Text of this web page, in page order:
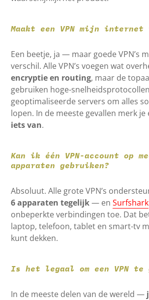
Maakt een VPN mijn internet
Een beetje, ja — maar goede VPN’s
verschil. Alle VPN’s voegen wat
encryptie en routing, maar de
gebruiken hoge-
geoptimaliseerde servers om alles
lopen. In de meeste gevallen merk je
iets van.
Kan ik één VPN-account op
apparaten gebruiken?
Absoluut. Alle grote VPN’s
6 apparaten tegelijk— enSurfshark
onbeperkte verbindingen toe. Dat
laptop, telefoon, tablet en smart-tv
kunt dekken.
Is het legaal om een VPN te
In de meeste delen van de wereld —